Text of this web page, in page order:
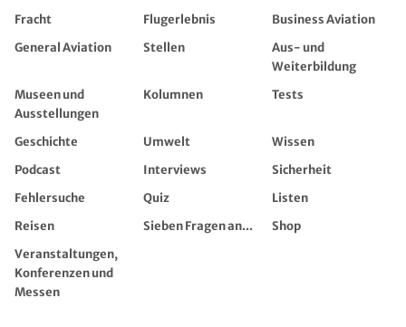
Fracht
Flugerlebnis
Business Aviation
General Aviation
Stellen
Aus- und
Weiterbildung
Museen und
Ausstellungen
Kolumnen Tests
Geschichte Umwelt
Wissen
Podcast
Interviews
Sicherheit
Fehlersuche
Quiz
Listen
Reisen
Sieben Fragen an...
Shop
Veranstaltungen,
Konferenzen und
Messen